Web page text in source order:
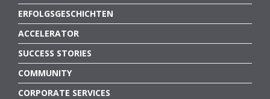
ERFOLGSGESCHICHTEN
ACCELERATOR
SUCCESS STORIES
COMMUNITY
CORPORATE SERVICES